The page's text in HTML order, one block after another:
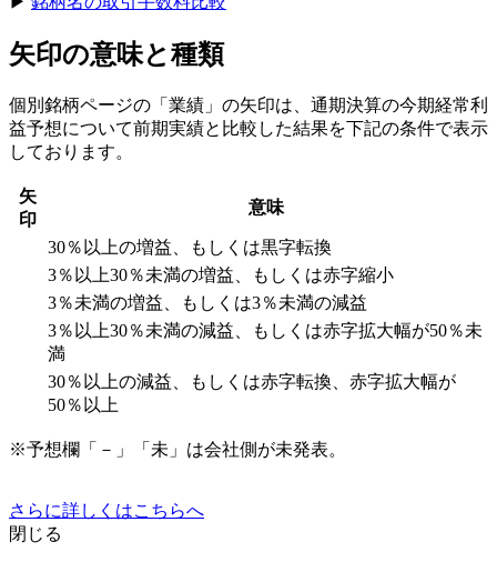
矢印の意味と種類
個別銘柄ページの「業績」の矢印は、通期決算の今期経常利
益予想について前期実績と比較した結果を下記の条件で表示
しております。
矢
印
意味
30％以上の増益、もしくは黒字転換
3％以上30％未満の増益、もしくは赤字縮小
3％未満の増益、もしくは3％未満の減益
3％以上30％未満の減益、もしくは赤字拡大幅が50％未
満
30％以上の減益、もしくは赤字転換、赤字拡大幅が
50％以上
※予想欄「－」「未」は会社側が未発表。
さらに詳しくはこちらへ
閉じる